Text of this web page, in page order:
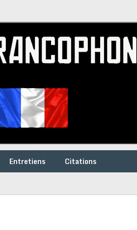
Entretiens Citations